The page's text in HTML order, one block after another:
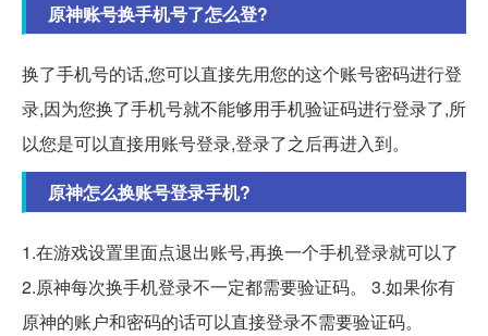
原神账号换手机号了怎么登?
换了手机号的话,您可以直接先用您的这个账号密码进行登
录,因为您换了手机号就不能够用手机验证码进行登录了,所
以您是可以直接用账号登录,登录了之后再进入到。
原神怎么换账号登录手机?
1.在游戏设置里面点退出账号,再换一个手机登录就可以了
2.原神每次换手机登录不一定都需要验证码。 3.如果你有
原神的账户和密码的话可以直接登录不需要验证码。